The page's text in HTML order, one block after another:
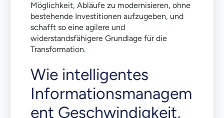
Möglichkeit, Abläufe zu modernisieren, ohne
bestehende Investitionen aufzugeben, und
schafft so eine agilere und
widerstandsfähigere Grundlage für die
Transformation.
Wie intelligentes
Informationsmanagem
ent Geschwindigkeit,